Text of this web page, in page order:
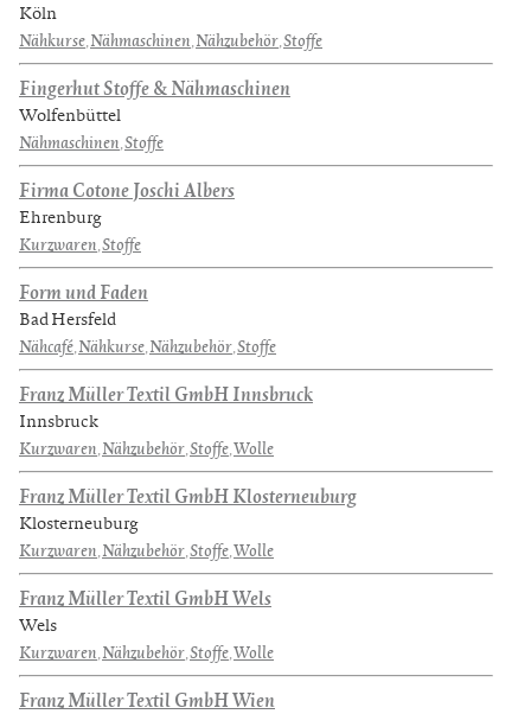
Köln
Nähkurse,Nähmaschinen,Nähzubehör,Stoffe
Fingerhut Stoffe & Nähmaschinen
Wolfenbüttel
Nähmaschinen,Stoffe
Firma Cotone Joschi Albers
Ehrenburg
Kurzwaren,Stoffe
Form und Faden
Bad Hersfeld
Nähcafé,Nähkurse,Nähzubehör,Stoffe
Franz Müller Textil GmbH Innsbruck
Innsbruck
Kurzwaren,Nähzubehör,Stoffe,Wolle
Franz Müller Textil GmbH Klosterneuburg
Klosterneuburg
Kurzwaren,Nähzubehör,Stoffe,Wolle
Franz Müller Textil GmbH Wels
Wels
Kurzwaren,Nähzubehör,Stoffe,Wolle
Franz Müller Textil GmbH Wien